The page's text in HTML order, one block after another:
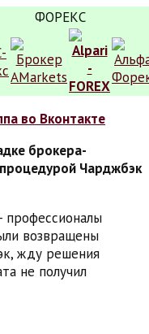
ФОРЕКС
брокера-
Чарджбэк
профессионалы
возвращены
жду решения
не получил